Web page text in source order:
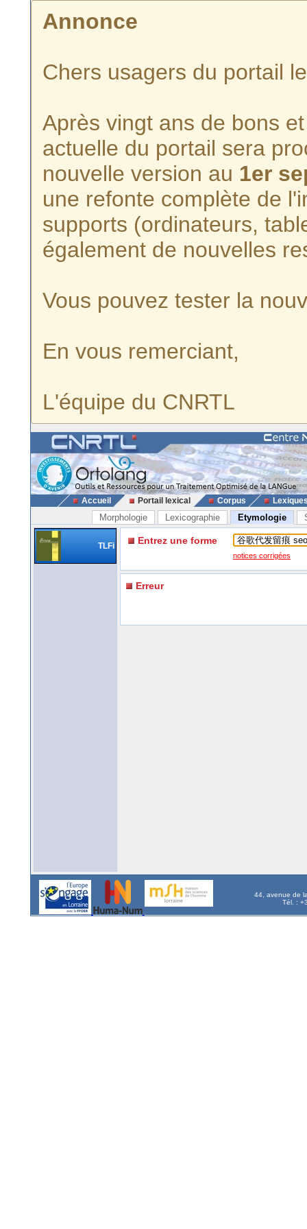
Annonce
Chers usagers du portail
Après vingt ans de bons
actuelle du portail sera
nouvelle version au 1er
une refonte complète de
supports (ordinateurs,
également de nouvelles
Vous pouvez tester la
En vous remerciant,
L'équipe du CNRTL
Accueil Portail lexical Corpus
Morphologie Lexicographie Etymologie
TLFi Entrez une forme
notices corrigées
Erreur
44, avenue de
Tél. :